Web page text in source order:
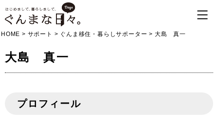
HOME > サポート > ぐんま移住・暮らしサポーター > 大島 真一
大島 真一
プロフィール